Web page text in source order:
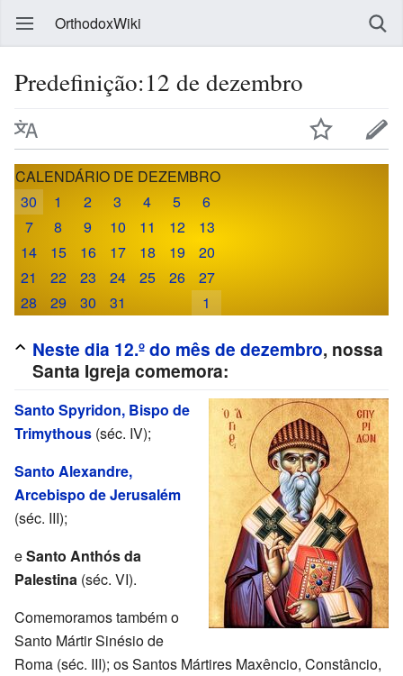
OrthodoxWiki
Predefinição:12 de dezembro
CALENDÁRIO DE DEZEMBRO
30
1 2 3 4 5
6
7
8 9 10 11 12
13
14
15 16 17 18 19
20
21
22 23 24 25 26
27
28
29 30 31 1
Neste dia 12.º do mês de dezembro, nossa
Santa Igreja comemora:
Santo Spyridon, Bispo de
Trimythous (séc. IV);
Santo Alexandre,
Arcebispo de Jerusalém
(séc. III);
eSanto Anthós da
Palestina (séc. VI).
Comemoramos também o
Santo Mártir Sinésio de
Roma (séc. III); os Santos Mártires Maxêncio, Constâncio,